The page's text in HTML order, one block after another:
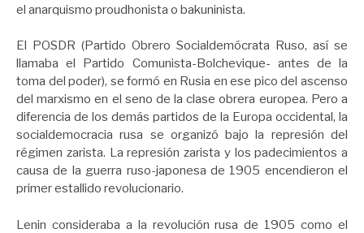
el anarquismo proudhonista o bakuninista.
El POSDR (Partido Obrero Socialdemócrata Ruso, así se
llamaba el Partido Comunista-Bolchevique- antes de la
toma del poder), se formó en Rusia en ese pico del ascenso
del marxismo en el seno de la clase obrera europea. Pero a
diferencia de los demás partidos de la Europa occidental, la
socialdemocracia rusa se organizó bajo la represión del
régimen zarista. La represión zarista y los padecimientos a
causa de la guerra ruso-japonesa de 1905 encendieron el
primer estallido revolucionario.
Lenin consideraba a la revolución rusa de 1905 como el